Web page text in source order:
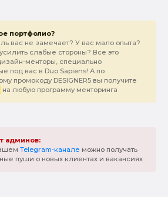
портфолио?
вас не замечает? У вас мало опыта?
слабые стороны? Все это
менторы, специально
под вас в Duo Sapiens! А по
промокоду DESIGNER5 вы получите
на любую программу менторинга
админов:
Telegram-канале можно получать
пуши о новых клиентах и вакансиях